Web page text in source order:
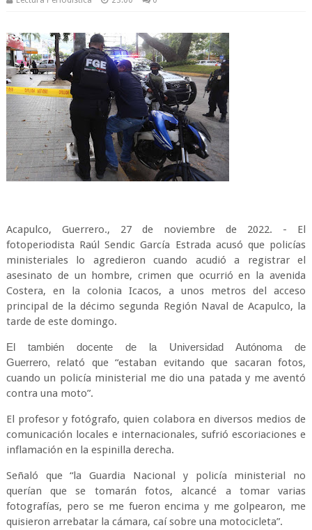
Acapulco, Guerrero., 27 de noviembre de 2022. - El
fotoperiodista Raúl Sendic García Estrada acusó que policías
ministeriales lo agredieron cuando acudió a registrar el
asesinato de un hombre, crimen que ocurrió en la avenida
Costera, en la colonia Icacos, a unos metros del acceso
principal de la décimo segunda Región Naval de Acapulco, la
tarde de este domingo.
El también docente de la Universidad Autónoma de
Guerrero, relató que “estaban evitando que sacaran fotos,
cuando un policía ministerial me dio una patada y me aventó
contra una moto”.
El profesor y fotógrafo, quien colabora en diversos medios de
comunicación locales e internacionales, sufrió escoriaciones e
inflamación en la espinilla derecha.
Señaló que “la Guardia Nacional y policía ministerial no
querían que se tomarán fotos, alcancé a tomar varias
fotografías, pero se me fueron encima y me golpearon, me
quisieron arrebatar la cámara, caí sobre una motocicleta”.